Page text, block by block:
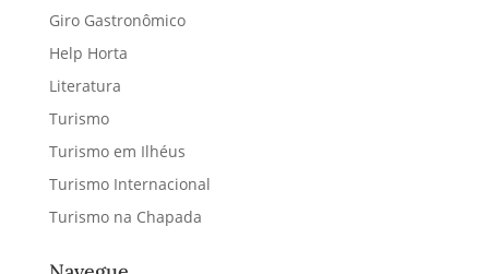
Giro Gastronômico
Help Horta
Literatura
Turismo
Turismo em Ilhéus
Turismo Internacional
Turismo na Chapada